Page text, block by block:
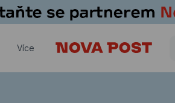
Více